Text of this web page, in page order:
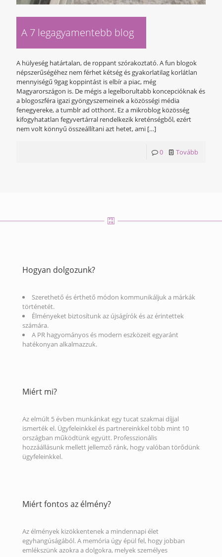
A 7 legagyamentebb blog
A hülyeség határtalan, de roppant szórakoztató. A fun blogok
népszerűségéhez nem férhet kétség és gyakorlatilag korlátlan
mennyiségű 9gag koppintást is elbír a piac, még
Magyarországon is. De mégis a legelborultabb koncepcióknak és
a blogoszféra igazi gyöngyszemeinek a közösségi média
fenegyereke, a tumblr ad otthont. Ez a mikroblog közösség
kifogyhatatlan fegyvertárral rendelkezik kreténségből, ezért
nem volt könnyű összeállítani azt hetet, ami […]
0 Tovább
Hogyan dolgozunk?
Szerethető és érthető módon kommunikáljuk a márkák
történetét.
Élményeket biztosítunk az újságírók és az érintettek
számára.
A PR hagyományos és modern eszközeit egyaránt
hatékonyan alkalmazzuk.
Miért mi?
Az elmúlt 5 évben munkánkat egy tucat szakmai díjjal
ismerték el. Ügyfeleinkkel és partnereinkkel több mint 10
országban működtünk együtt. Professzionális
hozzáállásunk mellett jellemző ránk, hogy valóban törődünk
ügyfeleinkkel.
Miért fontos az élmény?
Az élmények kizökkentenek a mindennapi élet
egyhangúságából. A memória úgy épül fel, hogy jobban
emlékszünk azokra a dolgokra, melyek személyes